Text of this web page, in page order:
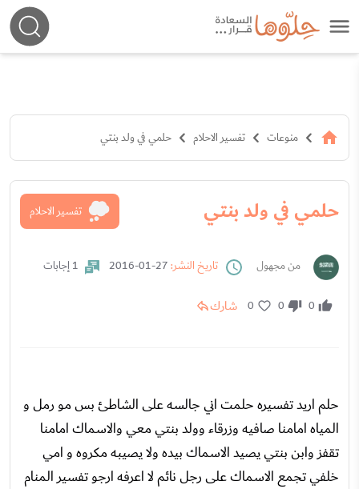
منوعات تفسير الاحلام حلمي في ولد بنتي
حلمي في ولد بنتي تفسير الاحلام
من مجهول تاريخ النشر: 1 إجابات
0
0
0 شارك
حلم اريد تفسيره حلمت اني جالسه على الشاطئ بس مو رمل و
المياه امامنا صافيه وزرقاء وولد بنتي معي والاسماك امامنا
تقفز وابن بنتي يصيد الاسماك بيده ولا يصيبه مكروه و امي
خلفي تجمع الاسماك على رجل نائم لا اعرفه ارجو تفسير المنام